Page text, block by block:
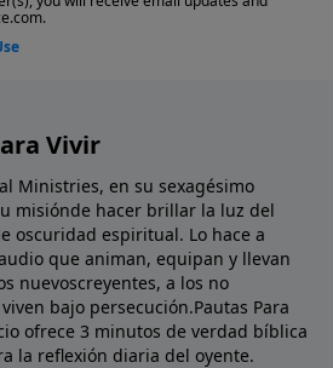
Vivir
Ministries, en su sexagésimo
misiónde hacer brillar la luz del
oscuridad espiritual. Lo hace a
que animan, equipan y llevan
nuevoscreyentes, a los no
bajo persecución.Pautas Para
ofrece 3 minutos de verdad bíblica
la reflexión diaria del oyente.